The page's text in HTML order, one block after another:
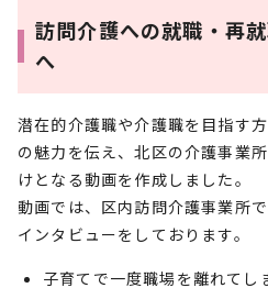
訪問介護への就職・再
へ
潜在的介護職や介護職を目指す
の魅力を伝え、北区の介護事業
けとなる動画を作成しました。
動画では、区内訪問介護事業所
インタビューをしております。
子育てで一度職場を離れてし